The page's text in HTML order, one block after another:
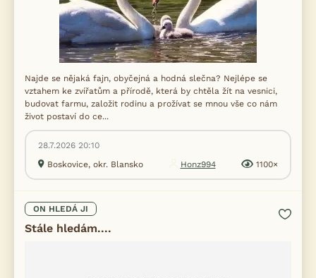
Najde se nějaká fajn, obyčejná a hodná slečna? Nejlépe se
vztahem ke zvířatům a přírodě, která by chtěla žít na vesnici,
budovat farmu, založit rodinu a prožívat se mnou vše co nám
život postaví do ce...
28.7.2026 20:10
Boskovice, okr. Blansko
Honz994 1100×
ON HLEDÁ JI
Stále hledám....